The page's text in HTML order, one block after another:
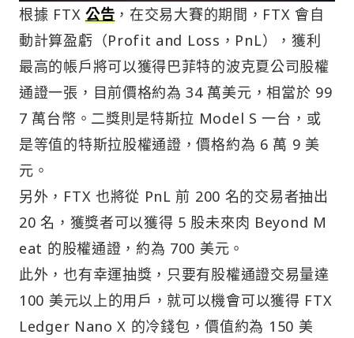
根據 FTX 公告 ，在交易大賽的期間，FTX 會自
動計算盈虧（Profit and Loss，PnL），獲利
最高的帳戶將可以獲得巴菲特的波克夏公司股權
通證一張，目前價格約為 34 萬美元，相當於 99
7 萬台幣。二獎則是特斯拉 Model S 一台，或
是等值的特斯拉股權通證，價格約為 6 萬 9 美
元。
另外，FTX 也將從 PnL 前 200 名的交易者抽出
20 名，獲獎者可以獲得 5 股未來肉 Beyond M
eat 的股權通證，約為 700 美元。
此外，也有幸運抽獎，只要有股權通證交易量達
100 美元以上的用戶，就可以機會可以獲得 FTX
Ledger Nano X 的冷錢包，價值約為 150 美